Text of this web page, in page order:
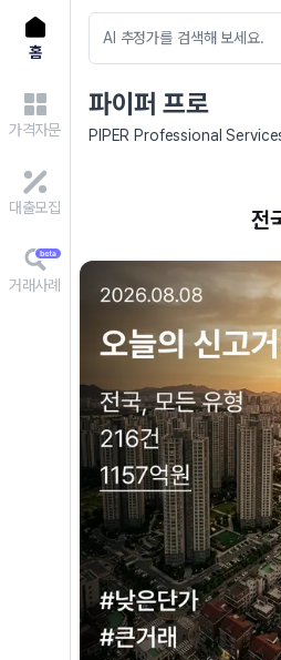
홈
가격자문
대출모집
거래사례
파이퍼 프로
PIPER Professional